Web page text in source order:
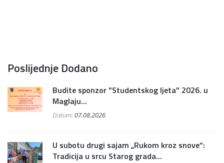
Poslijednje Dodano
Budite sponzor "Studentskog ljeta" 2026. u
Maglaju...
Datum:07.08.2026
U subotu drugi sajam „Rukom kroz snove“:
Tradicija u srcu Starog grada...